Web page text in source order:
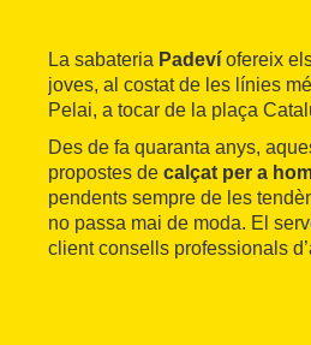
La sabateria Padeví ofereix
joves, al costat de les línies
Pelai, a tocar de la plaça
Des de fa quaranta anys,
propostes de calçat per a
pendents sempre de les
no passa mai de moda. El
client consells professionals